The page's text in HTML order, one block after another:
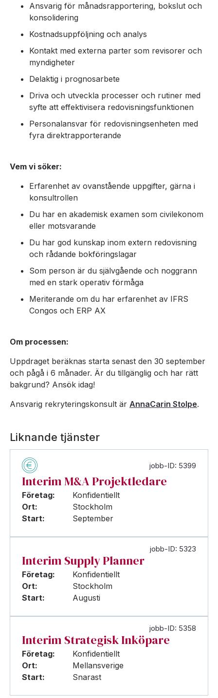
Ansvarig för månadsrapportering, bokslut och
konsolidering
Kostnadsuppföljning och analys
Kontakt med externa parter som revisorer och
myndigheter
Delaktig i prognosarbete
Driva och utveckla processer och rutiner med
syfte att effektivisera redovisningsfunktionen
Personalansvar för redovisningsenheten med
fyra direktrapporterande
Vem vi söker:
Erfarenhet av ovanstående uppgifter, gärna i
konsultrollen
Du har en akademisk examen som civilekonom
eller motsvarande
Du har god kunskap inom extern redovisning
och rådande bokföringslagar
Som person är du självgående och noggrann
med en stark operativ förmåga
Meriterande om du har erfarenhet av IFRS
Congos och ERP AX
Om processen:
Uppdraget beräknas starta senast den 30 september
och pågå i 6 månader. Är du tillgänglig och har rätt
bakgrund? Ansök idag!
Ansvarig rekryteringskonsult är AnnaCarin Stolpe.
Liknande tjänster
jobb-ID: 5399
Interim M&A Projektledare
Företag:
Konfidentiellt
Ort:
Stockholm
Start:
September
jobb-ID: 5323
Interim Supply Planner
Företag:
Konfidentiellt
Ort:
Stockholm
Start:
Augusti
jobb-ID: 5358
Interim Strategisk Inköpare
Företag:
Konfidentiellt
Ort:
Mellansverige
Start:
Snarast